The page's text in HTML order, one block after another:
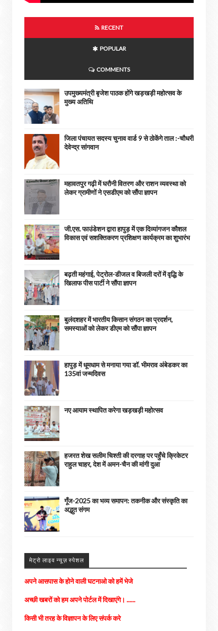
RECENT
POPULAR
COMMENTS
उपमुख्यमंत्री बृजेश पाठक होंगे खड़खड़ी महोत्सव के
मुख्य अतिथि
जिला पंचायत सदस्य चुनाव वार्ड 9 से ठोकेंगे ताल :-चौधरी
देवेन्द्र सांगवान
महावतपुर गढ़ी में घरौनी वितरण और राशन व्यवस्था को
लेकर ग्रामीणों ने एसडीएम को सौंपा ज्ञापन
जी.एस. फाउंडेशन द्वारा हापुड़ में एक दिव्यांगजन कौशल
विकास एवं सशक्तिकरण प्रशिक्षण कार्यक्रम का शुभारंभ
बढ़ती महंगाई, पेट्रोल-डीजल व बिजली दरों में वृद्धि के
खिलाफ पीस पार्टी ने सौंपा ज्ञापन
बुलंदशहर में भारतीय किसान संगठन का प्रदर्शन,
समस्याओं को लेकर डीएम को सौंपा ज्ञापन
हापुड़ में धूमधाम से मनाया गया डॉ. भीमराव अंबेडकर का
135वां जन्मदिवस
नए आयाम स्थापित करेगा खड़खड़ी महोत्सव
हजरत शेख सलीम चिश्ती की दरगाह पर पहुँचे क्रिकेटर
राहुल चाहर, देश में अमन-चैन की मांगी दुआ
गूँज-2025 का भव्य समापन: तकनीक और संस्कृति का
अद्भुत संगम
मेट्रो लाइव न्यूज़ स्पेशल
अपने आसपास के होने वाली घटनाओ को हमें भेजे
अच्छी खबरों को हम अपने पोर्टल में दिखाएंगे। ......
किसी भी तरह के विज्ञापन के लिए संपर्क करे